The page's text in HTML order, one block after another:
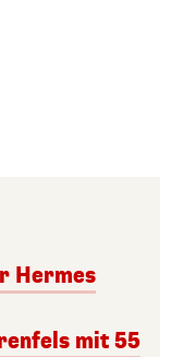
Hermes
mit 55